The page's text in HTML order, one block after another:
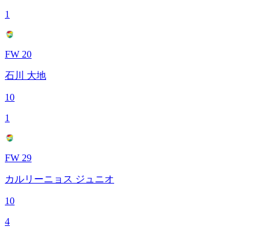
1
FW 20
石川 大地
10
1
FW 29
カルリーニョス ジュニオ
10
4